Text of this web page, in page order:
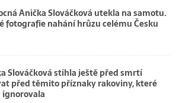
Anička Slováčková utekla na samotu.
fotografie nahání hrůzu celému Česku
Slováčková stihla ještě před smrtí
před těmito příznaky rakoviny, které
ignorovala